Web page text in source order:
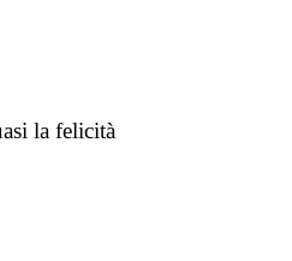
la felicità